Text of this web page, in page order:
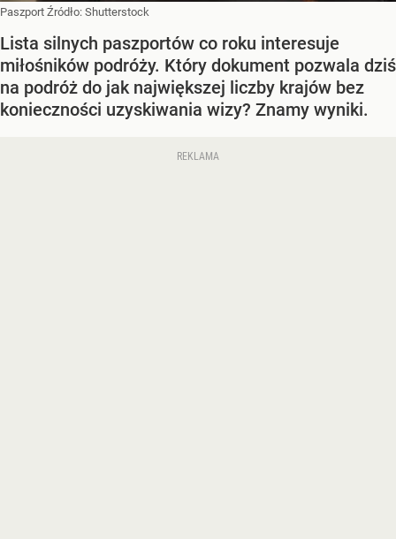
Paszport Źródło: Shutterstock
Lista silnych paszportów co roku interesuje
miłośników podróży. Który dokument pozwala dziś
na podróż do jak największej liczby krajów bez
konieczności uzyskiwania wizy? Znamy wyniki.